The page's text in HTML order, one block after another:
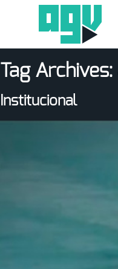
Tag Archives:
Institucional